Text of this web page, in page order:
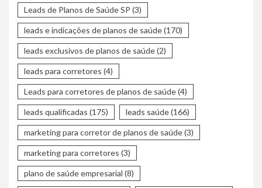
Leads de Planos de Saúde SP (3)
leads e indicações de planos de saúde(170)
leads exclusivos de planos de saúde(2)
leads para corretores (4)
Leads para corretores de planos de saúde(4)
leads qualificadas (175) leads saúde(166)
marketing para corretor de planos de saúde(3)
marketing para corretores (3)
plano de saúde empresarial (8)